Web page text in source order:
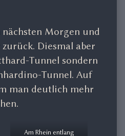
Morgen und
Diesmal aber
Tunnel sondern
Tunnel. Auf
man deutlich mehr
Am Rhein entlang